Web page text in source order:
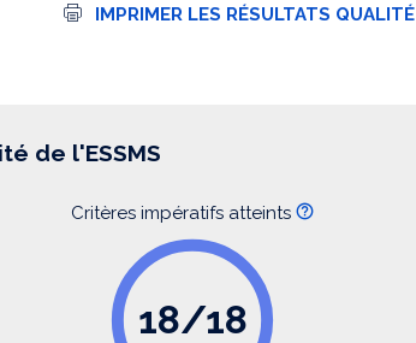
I
o
IMPRIMER LES RÉSULTATS QUALITÉ
de l'ESSMS
Critères impératifs atteints
18/18